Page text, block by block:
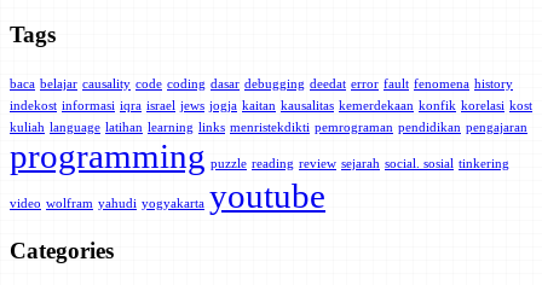
Tags
baca belajar causality code coding dasar debugging deedat error fault fenomena history
indekost informasi iqra israel jews jogja kaitan kausalitas kemerdekaan konfik korelasi kost
kuliah language latihan learning links menristekdikti pemrograman pendidikan pengajaran
programming puzzle reading review sejarah social. sosial tinkering
video wolfram yahudi yogyakarta youtube
Categories